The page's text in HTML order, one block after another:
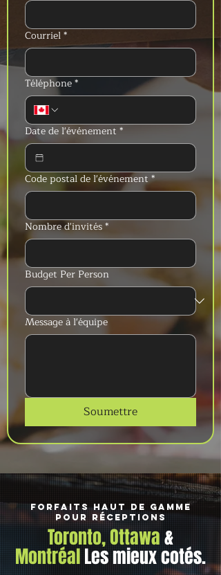
Courriel*
Téléphone*
Date de l'événement *
Code postal de l'événement*
Nombre d'invités*
Budget Per Person
Message à l'équipe
Soumettre
Forfaits haut de gamme
pour réceptions
Toronto, Ottawa&
MontréalLes mieux cotés.